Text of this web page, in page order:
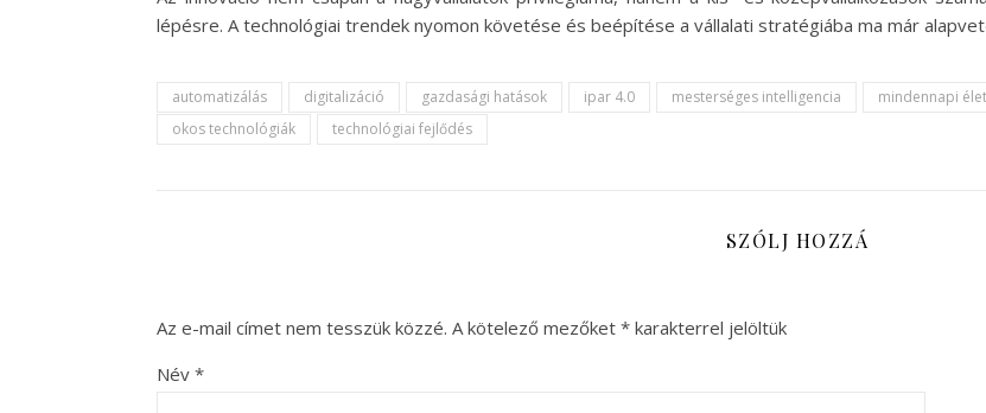
lépésre. A technológiai trendek nyomon követése és beépítése a vállalati stratégiába ma már
automatizálás digitalizáció gazdasági hatások ipar 4.0 mesterséges intelligencia mindennapi élet
okos technológiák
technológiai fejlődés
SZÓLJ HOZZÁ
Az e-mail címet nem tesszük közzé. A kötelező mezőket * karakterrel jelöltük
Név *